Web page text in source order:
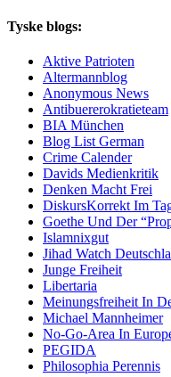
Tyske blogs:
Aktive Patrioten
Altermannblog
Anonymous News
Antibuererokratieteam
BIA München
Blog List German
Crime Calender
Davids Medienkritik
Denken Macht Frei
DiskursKorrekt Im
Goethe Und Der
Islamnixgut
Jihad Watch
Junge Freiheit
Libertaria
Meinungsfreiheit In
Michael Mannheimer
No-Go-Area In
PEGIDA
Philosophia Perennis